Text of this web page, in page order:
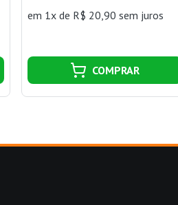
em 1x de R$ 20,90 sem juros
COMPRAR